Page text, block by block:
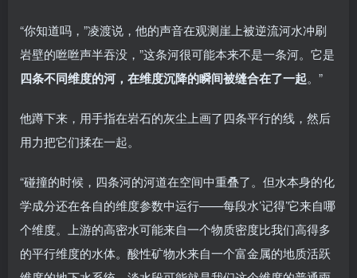
“你知道吗，”凌渡说，他的声音在观测崖上被逆流河水冲刷
岩壁的咝咝声半吞没，”这条河很可能本来不是一条河。它是
四条不同维度的河，在维度沉降的瞬间被缝合在了一起。”
他蹲下来，用手指在岩石的灰尘上画了四条平行的线，然后
用力把它们揉在一起。
“碰撞的时候，四条河的河道在空间中重叠了。但水本身的化
学成分还在各自的维度参数中运行——每段水’记得’它来自哪
个维度。上游的高密水可能来自一个物质密度比我们高得多
的平行维度的水体。酸性矿物水来自一个富金属的地质活跃